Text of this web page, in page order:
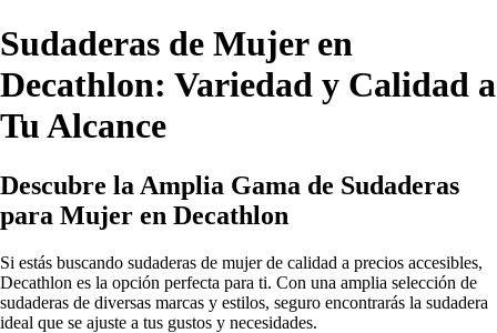
Sudaderas de Mujer en
Decathlon: Variedad y Calidad a
Tu Alcance
Descubre la Amplia Gama de Sudaderas
para Mujer en Decathlon
Si estás buscando sudaderas de mujer de calidad a precios accesibles,
Decathlon es la opción perfecta para ti. Con una amplia selección de
sudaderas de diversas marcas y estilos, seguro encontrarás la sudadera
ideal que se ajuste a tus gustos y necesidades.